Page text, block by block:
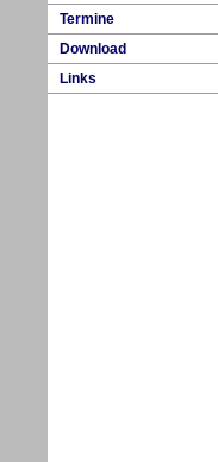
Termine
Download
Links